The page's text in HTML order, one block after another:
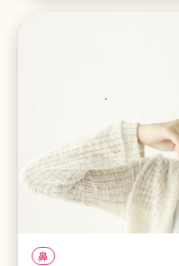
鼻